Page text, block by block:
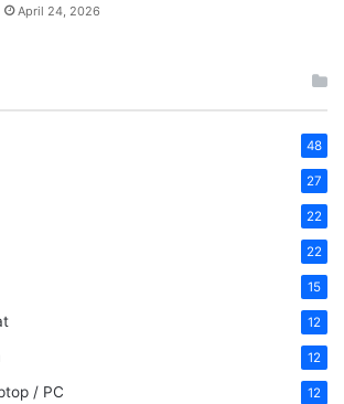
April 24, 2026
48
27
22
22
15
12
12
/ PC 12